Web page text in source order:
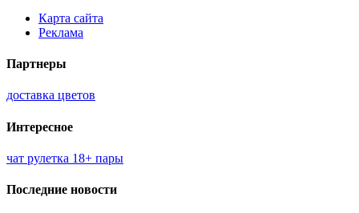
Карта сайта
Реклама
Партнеры
доставка цветов
Интересное
чат рулетка 18+ пары
Последние новости